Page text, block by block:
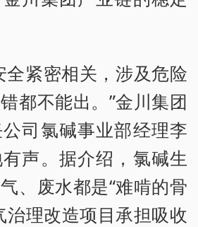
全紧密相关，涉及危险
都不能出。”金川集团
司氯碱事业部经理李
声。据介绍，氯碱生
、废水都是“难啃的骨
治理改造项目承担吸收